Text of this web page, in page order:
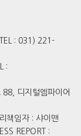
: 031) 221-
:
디지털엠파이어
책임자 : 샤이맨
REPORT :